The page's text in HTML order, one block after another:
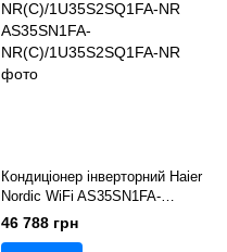
Кондиціонер інверторний Haier
Nordic WiFi AS35SN1FA-
NR(С)/1U35S2SQ1FA-NR
46 788 грн